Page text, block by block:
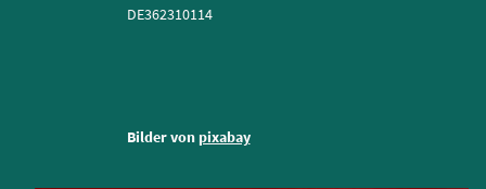
DE362310114
Bilder von pixabay